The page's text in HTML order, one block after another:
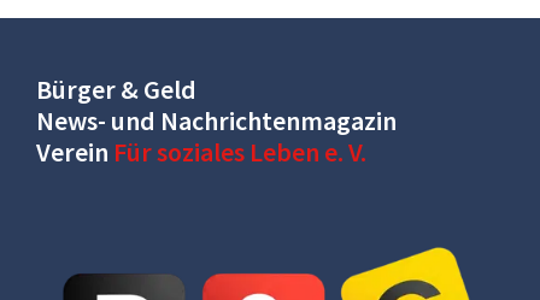
Bürger & Geld
News- und Nachrichtenmagazin
Verein Für soziales Leben e. V.